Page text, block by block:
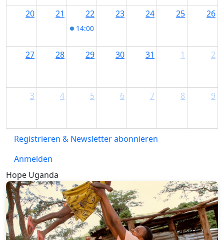
20 21 22
14:00
23 24 25 26
27 28 29 30 31 1 2
3 4 5 6 7 8 9
Registrieren & Newsletter abonnieren
Anmelden
Hope Uganda